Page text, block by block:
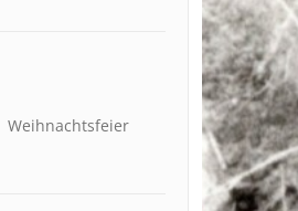
Weihnachtsfeier